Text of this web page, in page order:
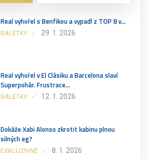
Real vyhořel s Benfikou a vypadl z TOP 8 v…
BALETKY 29. 1. 2026
Real vyhořel v El Clásiku a Barcelona slaví
Superpohár. Frustrace…
BALETKY 12. 1. 2026
Dokáže Xabi Alonso zkrotit kabinu plnou
silných eg?
EXKLUZIVNĚ 8. 1. 2026